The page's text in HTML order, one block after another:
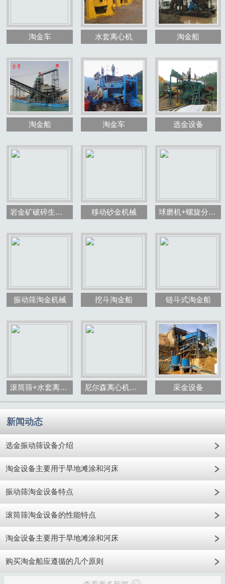
淘金车 水套离心机 淘金船
淘金船 淘金车 选金设备
岩金矿破碎生产线效果图 移动砂金机械 球磨机+螺旋分级机
振动筛淘金机械 挖斗淘金船 链斗式淘金船
滚筒筛+水套离心机+砂金选矿设备 尼尔森离心机选金设备 采金设备
新闻动态
选金振动筛设备介绍
淘金设备主要用于旱地滩涂和河床
振动筛淘金设备特点
滚筒筛淘金设备的性能特点
淘金设备主要用于旱地滩涂和河床
购买淘金船应遵循的几个原则